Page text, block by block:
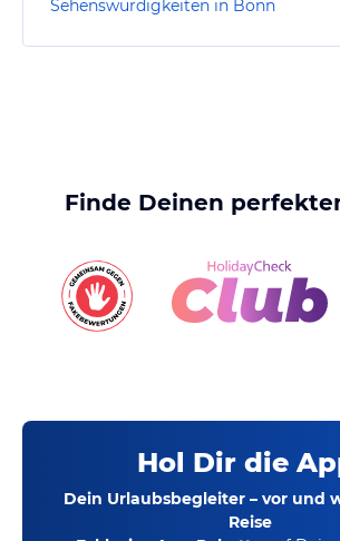
Sehenswürdigkeiten in Bonn
Finde Deinen
Hol Dir die
Dein Urlaubsbegleiter – vor und
Reise